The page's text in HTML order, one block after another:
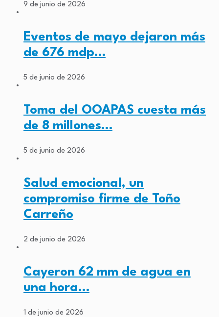
9 de junio de 2026
Eventos de mayo dejaron más
de 676 mdp…
5 de junio de 2026
Toma del OOAPAS cuesta más
de 8 millones…
5 de junio de 2026
Salud emocional, un
compromiso firme de Toño
Carreño
2 de junio de 2026
Cayeron 62 mm de agua en
una hora…
1 de junio de 2026